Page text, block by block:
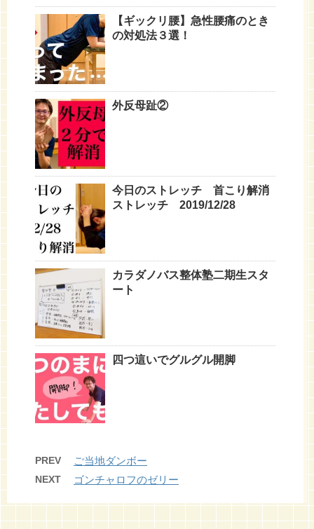
【ギックリ腰】急性腰痛のとき
の対処法３選！
外反母趾②
今日のストレッチ 首こり解消
ストレッチ 2019/12/28
カラダノバス整体塾二期生スタ
ート
四つ這いでグルグル開脚
PREV ご当地ダンボー
NEXT ゴンチャロフのゼリー